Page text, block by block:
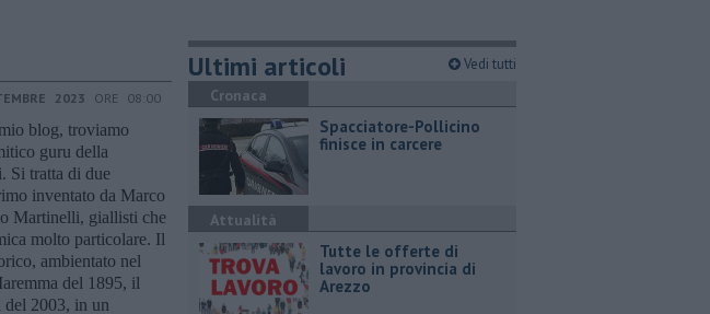
2023 ORE 08:00
blog, troviamo
guru della
Si tratta di due
inventato da Marco
Martinelli, giallisti che
molto particolare. Il
ambientato nel
del 1895, il
del 2003, in un
Ultimi articoli Vedi tutti
Cronaca
Spacciatore-Pollicino
finisce in carcere
Attualità
​Tutte le offerte di
lavoro in provincia di
Arezzo